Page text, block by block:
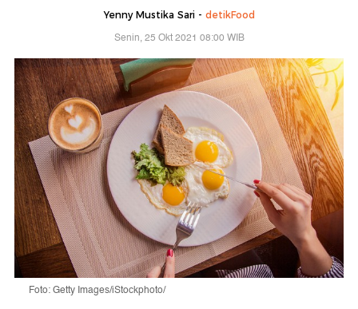
Yenny Mustika Sari - detikFood
Senin, 25 Okt 2021 08:00 WIB
Foto: Getty Images/iStockphoto/